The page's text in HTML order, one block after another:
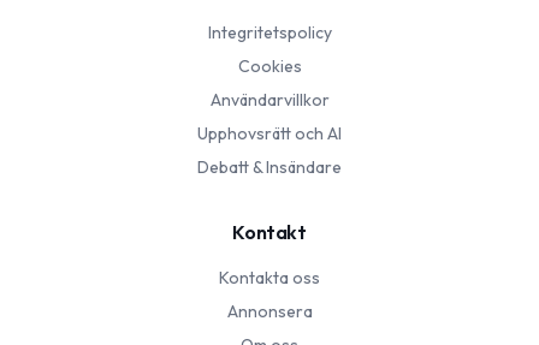
Integritetspolicy
Cookies
Användarvillkor
Upphovsrätt och AI
Debatt & Insändare
Kontakt
Kontakta oss
Annonsera